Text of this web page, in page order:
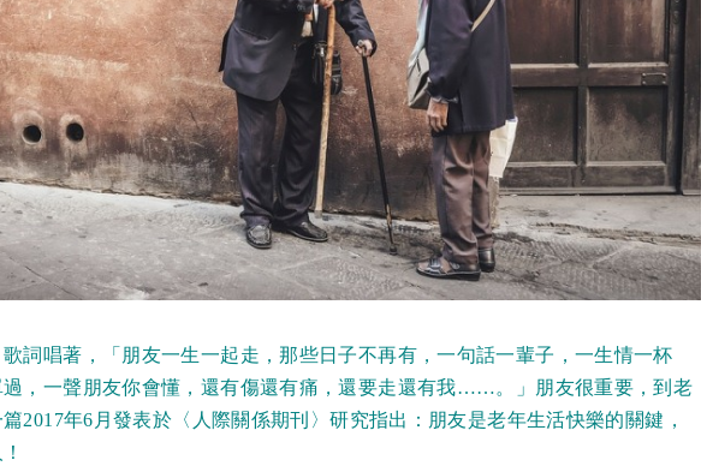
詞唱著，「朋友一生一起走，那些日子不再有，一句話一輩子，一生情一杯
，一聲朋友你會懂，還有傷還有痛，還要走還有我……。」朋友很重要，到老
2017年6月發表於〈人際關係期刊〉研究指出：朋友是老年生活快樂的關鍵，